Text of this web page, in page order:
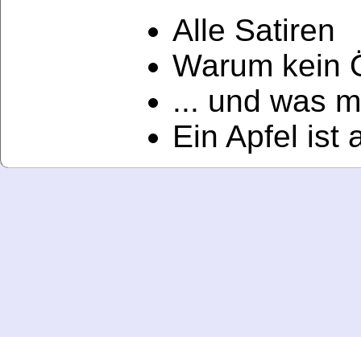
Alle Satiren
Warum kein
... und was
Ein Apfel ist